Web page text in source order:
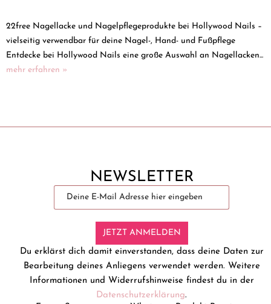
22free Nagellacke und Nagelpflegeprodukte bei Hollywood Nails –
vielseitig verwendbar für deine Nagel-, Hand- und Fußpflege
Entdecke bei Hollywood Nails eine große Auswahl an Nagellacken...
mehr erfahren »
NEWSLETTER
JETZT ANMELDEN
Du erklärst dich damit einverstanden, dass deine Daten zur
Bearbeitung deines Anliegens verwendet werden. Weitere
Informationen und Widerrufshinweise findest du in der
Datenschutzerklärung.